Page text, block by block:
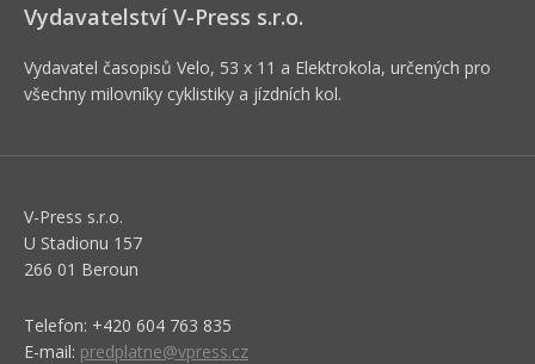
Vydavatelství V-Press s.r.o.
Vydavatel časopisů Velo, 53 x 11 a Elektrokola, určených pro
všechny milovníky cyklistiky a jízdních kol.
V-Press s.r.o.
U Stadionu 157
266 01 Beroun
Telefon: +420 604 763 835
E-mail: predplatne@vpress.cz